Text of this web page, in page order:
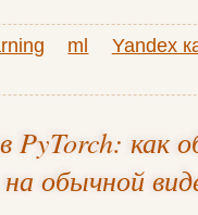
ml
Yandex
как
обычной